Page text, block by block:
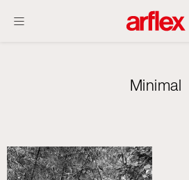
Minimal